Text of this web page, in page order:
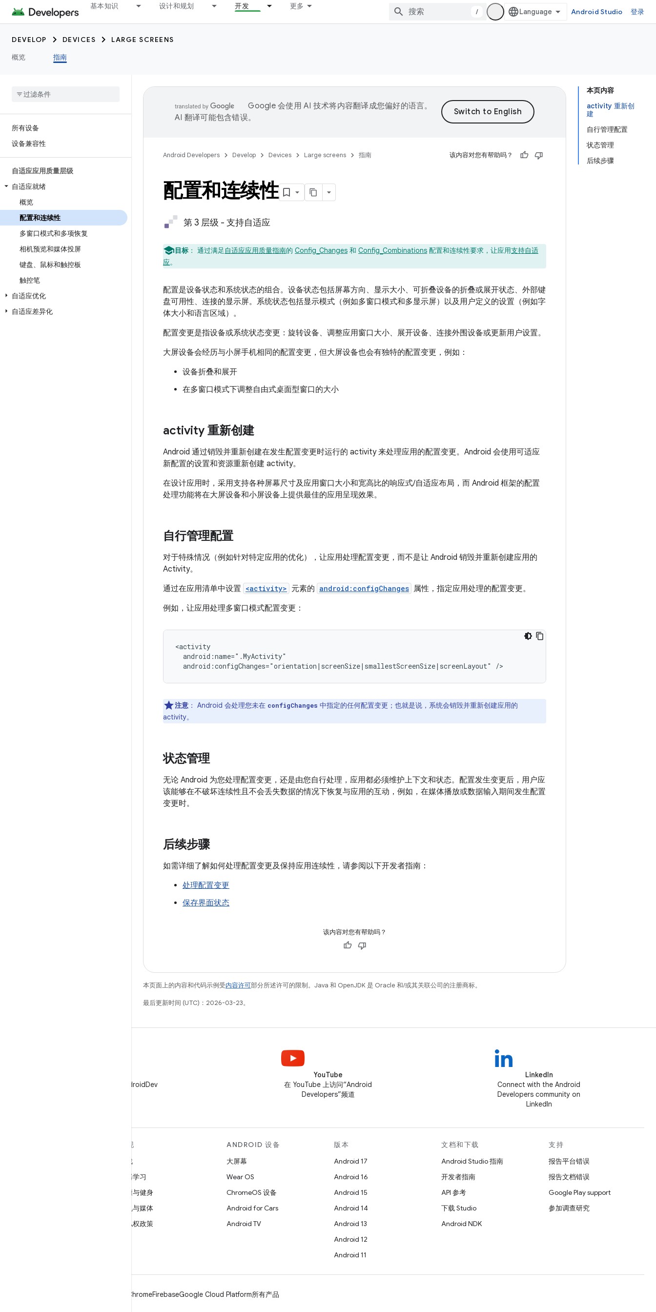
基本知识 设计和规划 开发 更多
/ Android Studio 登录
DEVELOP DEVICES
LARGE SCREENS
概览
指南
所有设备
设备兼容性
自适应应用质量层级
自适应就绪
概览
配置和连续性
多窗口模式和多项恢复
相机预览和媒体投屏
键盘、鼠标和触控板
触控笔
自适应优化
自适应差异化
本页内容
activity 重新创
建
自行管理配置
状态管理
后续步骤
Google 会使用 AI 技术将内容翻译成您偏好的语言。
AI 翻译可能包含错误。
Android Developers Develop Devices Large screens 指南 该内容对您有帮助吗？
配置和连续性
第 3 层级 - 支持自适应
目标 ： 通过满足 自适应应用质量指南的 Config_Changes 和 Config_Combinations 配置和连续性要求，让应用支持自适
应。
配置是设备状态和系统状态的组合。设备状态包括屏幕方向、显示大小、可折叠设备的折叠或展开状态、外部键
盘可用性、连接的显示屏。系统状态包括显示模式（例如多窗口模式和多显示屏）以及用户定义的设置（例如字
体大小和语言区域）。
配置变更是指设备或系统状态变更：旋转设备、调整应用窗口大小、展开设备、连接外围设备或更新用户设置。
大屏设备会经历与小屏手机相同的配置变更，但大屏设备也会有独特的配置变更，例如：
设备折叠和展开
在多窗口模式下调整自由式桌面型窗口的大小
activity 重新创建
Android 通过销毁并重新创建在发生配置变更时运行的 activity 来处理应用的配置变更。Android 会使用可适应
新配置的设置和资源重新创建 activity。
在设计应用时，采用支持各种屏幕尺寸及应用窗口大小和宽高比的响应式/自适应布局，而 Android 框架的配置
处理功能将在大屏设备和小屏设备上提供最佳的应用呈现效果。
自行管理配置
对于特殊情况（例如针对特定应用的优化），让应用处理配置变更，而不是让 Android 销毁并重新创建应用的
Activity。
通过在应用清单中设置 <activity> 元素的 android:configChanges 属性，指定应用处理的配置变更。
例如，让应用处理多窗口模式配置变更：
android:configChanges="orientation|screenSize|smallestScreenSize|screenLayout"
注意 ： Android 会处理您未在 configChanges 中指定的任何配置变更；也就是说，系统会销毁并重新创建应用的
activity。
状态管理
无论 Android 为您处理配置变更，还是由您自行处理，应用都必须维护上下文和状态。配置发生变更后，用户应
该能够在不破坏连续性且不会丢失数据的情况下恢复与应用的互动，例如，在媒体播放或数据输入期间发生配置
变更时。
后续步骤
如需详细了解如何处理配置变更及保持应用连续性，请参阅以下开发者指南：
处理配置变更
保存界面状态
该内容对您有帮助吗？
本页面上的内容和代码示例受内容许可部分所述许可的限制。Java 和 OpenJDK 是 Oracle 和/或其关联公司的注册商标。
最后更新时间 (UTC)：2026-03-23。
在 X 上关注 @AndroidDev
YouTube
在 YouTube 上访问“Android
Developers”频道
LinkedIn
Connect with the Android
Developers community on
LinkedIn
发现
游戏
机器学习
健康与健身
相机与媒体
隐私权政策
ANDROID 设备
大屏幕
Wear OS
ChromeOS 设备
Android for Cars
Android TV
版本
Android 17
Android 16
Android 15
Android 14
Android 13
Android 12
Android 11
文档和下载
Android Studio 指南
开发者指南
API 参考
下载 Studio
Android NDK
支持
报告平台错误
报告文档错误
Google Play support
参加调查研究
ChromeFirebaseGoogle Cloud Platform所有产品